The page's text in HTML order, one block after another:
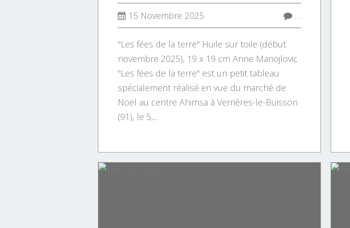
15 Novembre 2025 …
"Les fées de la terre" Huile sur toile (début
novembre 2025), 19 x 19 cm Anne Manojlovic
"Les fées de la terre" est un petit tableau
spécialement réalisé en vue du marché de
Noël au centre Ahimsa à Verrières-le-Buisson
(91), le 5,...